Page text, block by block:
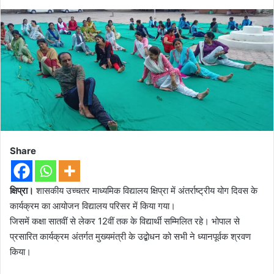
Share
क्षिप्रा। शासकीय उच्चतर माध्यमिक विद्यालय क्षिप्रा में अंतर्राष्ट्रीय योग दिवस के
कार्यक्रम का आयोजन विद्यालय परिसर में किया गया।
जिसमें कक्षा सातवीं से लेकर 12वीं तक के विद्यार्थी सम्मिलित रहे। भोपाल से
प्रसारित कार्यक्रम अंतर्गत मुख्यमंत्री के उद्बोधन को सभी ने ध्यानपूर्वक श्रवण
किया।